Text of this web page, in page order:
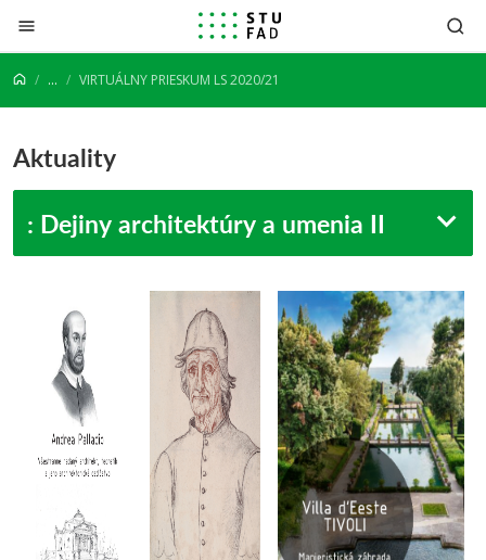
Prejsť na obsah
... VIRTUÁLNY PRIESKUM LS 2020/21
Aktuality
: Dejiny architektúry a umenia II